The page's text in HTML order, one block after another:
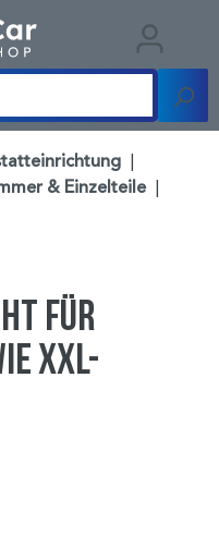
|
& Einzelteile |
für
XXL-